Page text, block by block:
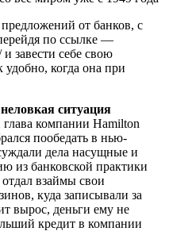
от банков, с
по ссылке —
завести себе свою
удобно, когда она при
ситуация
компании Hamilton
пообедать в нью-
дела насущные и
из банковской практики
взаймы свои
куда записывали за
вырос, деньги ему не
кредит в компании